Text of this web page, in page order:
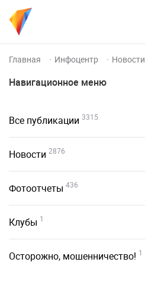
Главная Инфоцентр Новости
Навигационное меню
Все публикации 3315
Новости 2876
Фотоотчеты 436
Клубы 1
Осторожно, мошенничество! 1